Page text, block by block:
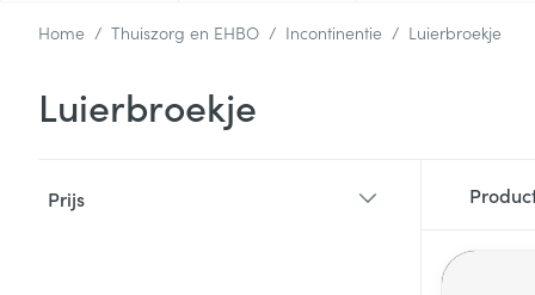
Home / Thuiszorg en EHBO / Incontinentie / Luierbroekje
Luierbroekje
Prijs